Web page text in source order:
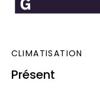
CLIMATISATION
Présent